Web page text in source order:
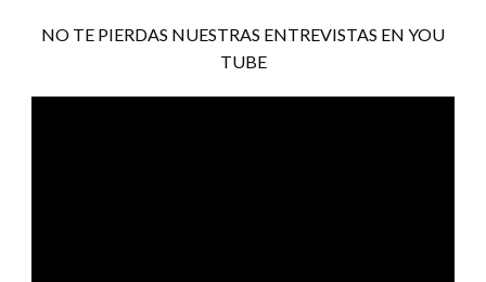
NO TE PIERDAS NUESTRAS ENTREVISTAS EN YOU
TUBE